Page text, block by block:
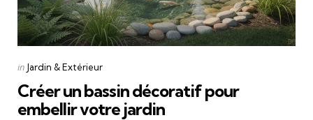
Categories
Posted
in Jardin & Extérieur
Créer un bassin décoratif pour
embellir votre jardin